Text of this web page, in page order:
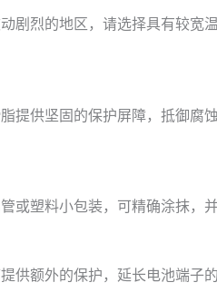
剧烈的地区，请选择具有较宽
提供坚固的保护屏障，抵御腐
或塑料小包装，可精确涂抹，并
供额外的保护，延长电池端子的